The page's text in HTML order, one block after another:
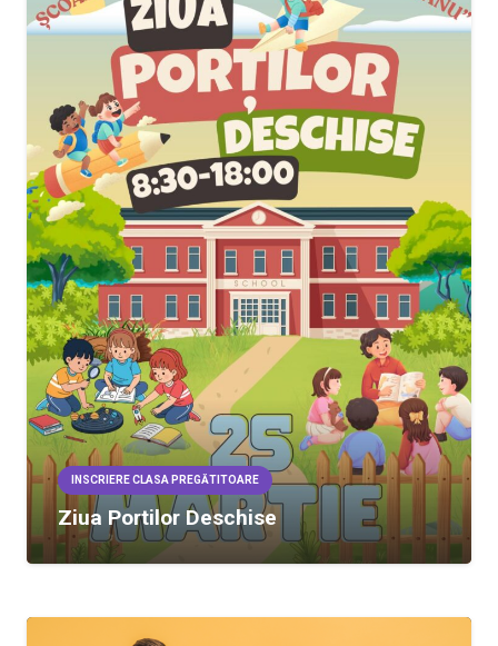
INSCRIERE CLASA PREGĂTITOARE
Ziua Portilor Deschise